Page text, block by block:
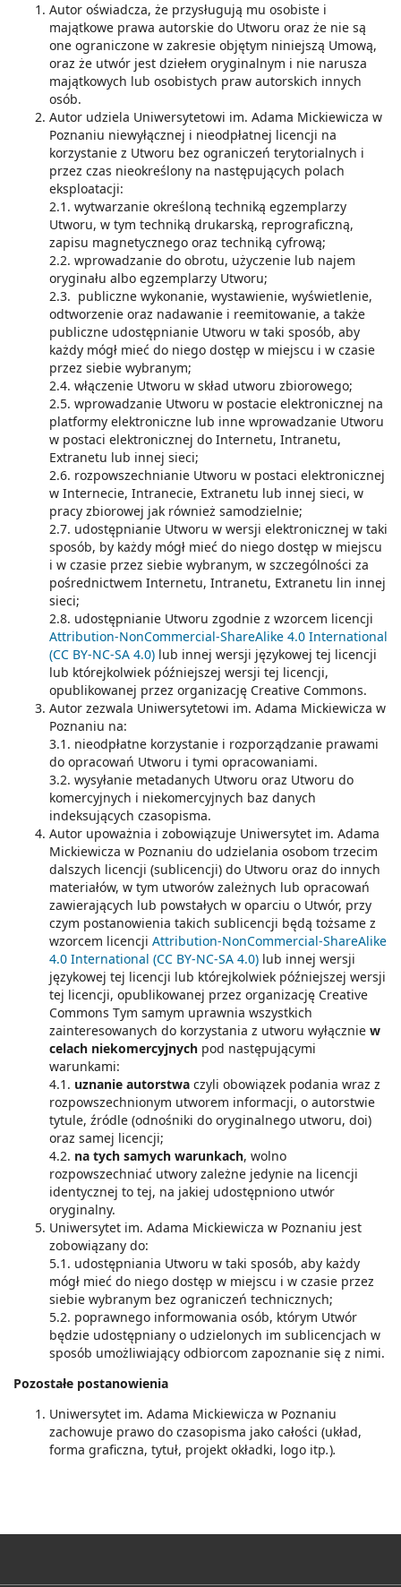
Autor oświadcza, że przysługują mu osobiste i
majątkowe prawa autorskie do Utworu oraz że nie są
one ograniczone w zakresie objętym niniejszą Umową,
oraz że utwór jest dziełem oryginalnym i nie narusza
majątkowych lub osobistych praw autorskich innych
osób.
Autor udziela Uniwersytetowi im. Adama Mickiewicza w
Poznaniu niewyłącznej i nieodpłatnej licencji na
korzystanie z Utworu bez ograniczeń terytorialnych i
przez czas nieokreślony na następujących polach
eksploatacji:
2.1. wytwarzanie określoną techniką egzemplarzy
Utworu, w tym techniką drukarską, reprograficzną,
zapisu magnetycznego oraz techniką cyfrową;
2.2. wprowadzanie do obrotu, użyczenie lub najem
oryginału albo egzemplarzy Utworu;
2.3. publiczne wykonanie, wystawienie, wyświetlenie,
odtworzenie oraz nadawanie i reemitowanie, a także
publiczne udostępnianie Utworu w taki sposób, aby
każdy mógł mieć do niego dostęp w miejscu i w czasie
przez siebie wybranym;
2.4. włączenie Utworu w skład utworu zbiorowego;
2.5. wprowadzanie Utworu w postacie elektronicznej na
platformy elektroniczne lub inne wprowadzanie Utworu
w postaci elektronicznej do Internetu, Intranetu,
Extranetu lub innej sieci;
2.6. rozpowszechnianie Utworu w postaci elektronicznej
w Internecie, Intranecie, Extranetu lub innej sieci, w
pracy zbiorowej jak również samodzielnie;
2.7. udostępnianie Utworu w wersji elektronicznej w taki
sposób, by każdy mógł mieć do niego dostęp w miejscu
i w czasie przez siebie wybranym, w szczególności za
pośrednictwem Internetu, Intranetu, Extranetu lin innej
sieci;
2.8. udostępnianie Utworu zgodnie z wzorcem licencji
Attribution-NonCommercial-ShareAlike 4.0 International
(CC BY-NC-SA 4.0) lub innej wersji językowej tej licencji
lub którejkolwiek późniejszej wersji tej licencji,
opublikowanej przez organizację Creative Commons.
Autor zezwala Uniwersytetowi im. Adama Mickiewicza w
Poznaniu na:
3.1. nieodpłatne korzystanie i rozporządzanie prawami
do opracowań Utworu i tymi opracowaniami.
3.2. wysyłanie metadanych Utworu oraz Utworu do
komercyjnych i niekomercyjnych baz danych
indeksujących czasopisma.
Autor upoważnia i zobowiązuje Uniwersytet im. Adama
Mickiewicza w Poznaniu do udzielania osobom trzecim
dalszych licencji (sublicencji) do Utworu oraz do innych
materiałów, w tym utworów zależnych lub opracowań
zawierających lub powstałych w oparciu o Utwór, przy
czym postanowienia takich sublicencji będą tożsame z
wzorcem licencji Attribution-NonCommercial-ShareAlike
4.0 International (CC BY-NC-SA 4.0) lub innej wersji
językowej tej licencji lub którejkolwiek późniejszej wersji
tej licencji, opublikowanej przez organizację Creative
Commons Tym samym uprawnia wszystkich
zainteresowanych do korzystania z utworu wyłącznie w
celach niekomercyjnych pod następującymi
warunkami:
4.1. uznanie autorstwa czyli obowiązek podania wraz z
rozpowszechnionym utworem informacji, o autorstwie
tytule, źródle (odnośniki do oryginalnego utworu, doi)
oraz samej licencji;
4.2. na tych samych warunkach, wolno
rozpowszechniać utwory zależne jedynie na licencji
identycznej to tej, na jakiej udostępniono utwór
oryginalny.
Uniwersytet im. Adama Mickiewicza w Poznaniu jest
zobowiązany do:
5.1. udostępniania Utworu w taki sposób, aby każdy
mógł mieć do niego dostęp w miejscu i w czasie przez
siebie wybranym bez ograniczeń technicznych;
5.2. poprawnego informowania osób, którym Utwór
będzie udostępniany o udzielonych im sublicencjach w
sposób umożliwiający odbiorcom zapoznanie się z nimi.
Pozostałe postanowienia
Uniwersytet im. Adama Mickiewicza w Poznaniu
zachowuje prawo do czasopisma jako całości (układ,
forma graficzna, tytuł, projekt okładki, logo itp.).